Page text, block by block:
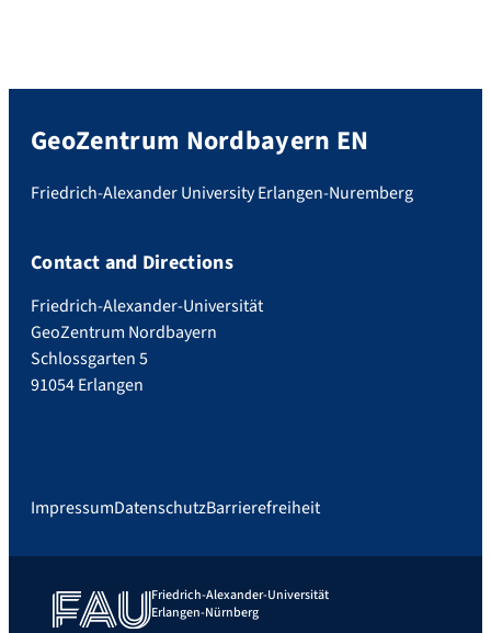
GeoZentrum Nordbayern EN
Friedrich-Alexander University Erlangen-Nuremberg
Contact and Directions
Friedrich-Alexander-Universität
GeoZentrum Nordbayern
Schlossgarten 5
91054 Erlangen
ImpressumDatenschutzBarrierefreiheit
Friedrich-Alexander-Universität
Erlangen-Nürnberg